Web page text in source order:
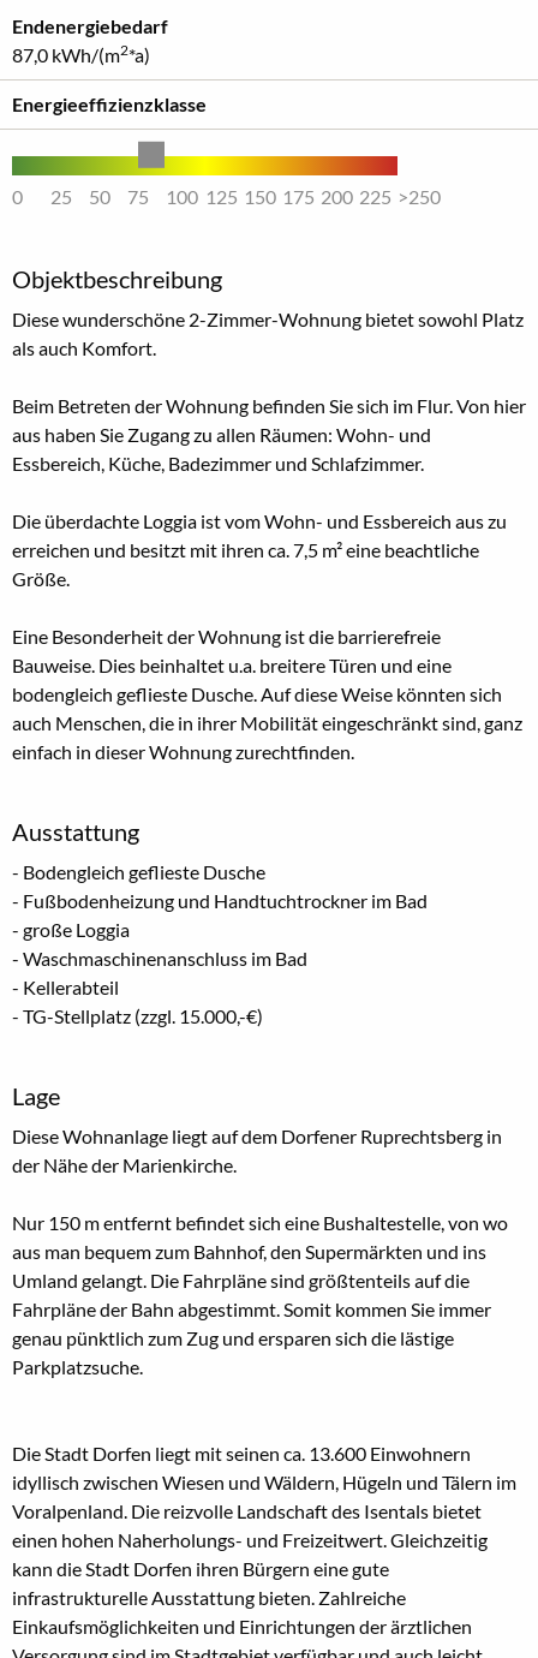
Endenergiebedarf
87,0 kWh/(m2*a)
Energieeffizienzklasse
0 25 50 75 100 125 150 175 200 225 >250
Objektbeschreibung
Diese wunderschöne 2-Zimmer-Wohnung bietet sowohl Platz
als auch Komfort.
Beim Betreten der Wohnung befinden Sie sich im Flur. Von hier
aus haben Sie Zugang zu allen Räumen: Wohn- und
Essbereich, Küche, Badezimmer und Schlafzimmer.
Die überdachte Loggia ist vom Wohn- und Essbereich aus zu
erreichen und besitzt mit ihren ca. 7,5 m² eine beachtliche
Größe.
Eine Besonderheit der Wohnung ist die barrierefreie
Bauweise. Dies beinhaltet u.a. breitere Türen und eine
bodengleich geflieste Dusche. Auf diese Weise könnten sich
auch Menschen, die in ihrer Mobilität eingeschränkt sind, ganz
einfach in dieser Wohnung zurechtfinden.
Ausstattung
- Bodengleich geflieste Dusche
- Fußbodenheizung und Handtuchtrockner im Bad
- große Loggia
- Waschmaschinenanschluss im Bad
- Kellerabteil
- TG-Stellplatz (zzgl. 15.000,-€)
Lage
Diese Wohnanlage liegt auf dem Dorfener Ruprechtsberg in
der Nähe der Marienkirche.
Nur 150 m entfernt befindet sich eine Bushaltestelle, von wo
aus man bequem zum Bahnhof, den Supermärkten und ins
Umland gelangt. Die Fahrpläne sind größtenteils auf die
Fahrpläne der Bahn abgestimmt. Somit kommen Sie immer
genau pünktlich zum Zug und ersparen sich die lästige
Parkplatzsuche.
Die Stadt Dorfen liegt mit seinen ca. 13.600 Einwohnern
idyllisch zwischen Wiesen und Wäldern, Hügeln und Tälern im
Voralpenland. Die reizvolle Landschaft des Isentals bietet
einen hohen Naherholungs- und Freizeitwert. Gleichzeitig
kann die Stadt Dorfen ihren Bürgern eine gute
infrastrukturelle Ausstattung bieten. Zahlreiche
Einkaufsmöglichkeiten und Einrichtungen der ärztlichen